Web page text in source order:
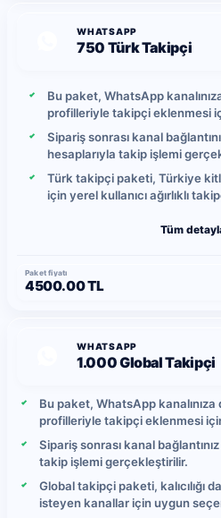
WHATSAPP
750 Türk Takipçi
Bu paket, WhatsApp
profilleriyle takipçi eklenmesi
Sipariş sonrası kanal
hesaplarıyla takip işlemi
Türk takipçi paketi, Türkiye
için yerel kullanıcı ağırlıklı
Gönderimler kontrollü şekilde
arasında değişebilir.
Yerel kullanıcı hareketlerine
edebilir.
Tüm
Paket fiyatı
4500.00 TL
WHATSAPP
1.000 Global Takipçi
Bu paket, WhatsApp kanalınıza
profilleriyle takipçi eklenmesi için
Sipariş sonrası kanal
takip işlemi gerçekleştirilir.
Global takipçi paketi, kalıcılığı
isteyen kanallar için uygun